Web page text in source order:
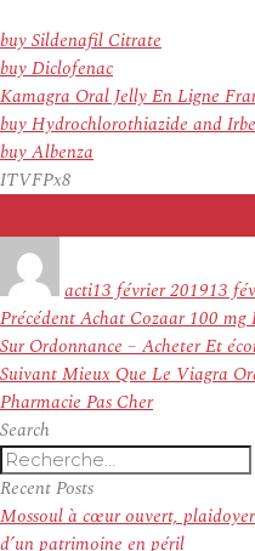
buy Sildenafil Citrate
buy Diclofenac
Kamagra Oral Jelly En Ligne
buy Hydrochlorothiazide and
buy Albenza
ITVFPx8
actile
13 février 201913
Navigation
de
l’article
PrécédentArticle
précédent :
Achat Cozaar 100 mg
Sur Ordonnance – Acheter Et
SuivantArticle
suivant :
Mieux Que Le Viagra
Pharmacie Pas Cher
Search
Recherche
pour
:
Recent Posts
Mossoul à cœur ouvert,
d’un patrimoine en péril